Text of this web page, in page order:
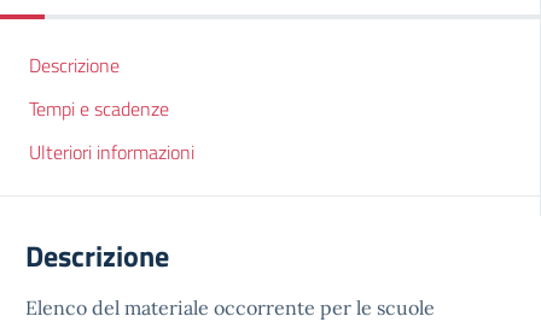
Descrizione
Tempi e scadenze
Ulteriori informazioni
Descrizione
Elenco del materiale occorrente per le scuole